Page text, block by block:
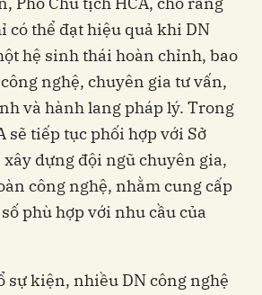
có thể đạt hiệu quả khi DN
hệ sinh thái hoàn chỉnh, bao
nghệ, chuyên gia tư vấn,
và hành lang pháp lý. Trong
sẽ tiếp tục phối hợp với Sở
xây dựng đội ngũ chuyên gia,
công nghệ, nhằm cung cấp
phù hợp với nhu cầu của
sự kiện, nhiều DN công nghệ